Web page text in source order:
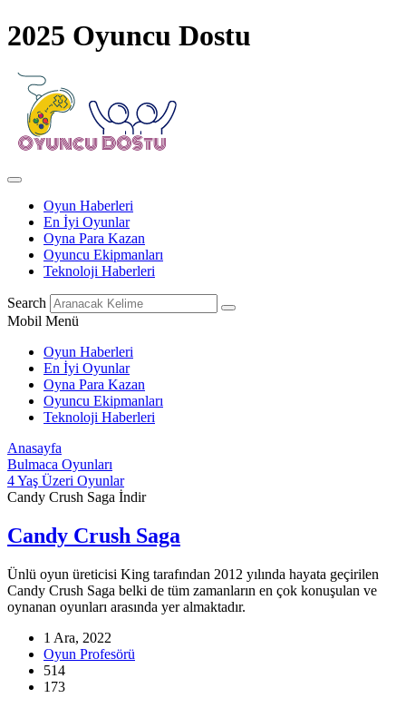
2025 Oyuncu Dostu
Oyun Haberleri
En İyi Oyunlar
Oyna Para Kazan
Oyuncu Ekipmanları
Teknoloji Haberleri
Search
Mobil Menü
Oyun Haberleri
En İyi Oyunlar
Oyna Para Kazan
Oyuncu Ekipmanları
Teknoloji Haberleri
Anasayfa
Bulmaca Oyunları
4 Yaş Üzeri Oyunlar
Candy Crush Saga İndir
Candy Crush Saga
Ünlü oyun üreticisi King tarafından 2012 yılında hayata geçirilen
Candy Crush Saga belki de tüm zamanların en çok konuşulan ve
oynanan oyunları arasında yer almaktadır.
1 Ara, 2022
Oyun Profesörü
514
173